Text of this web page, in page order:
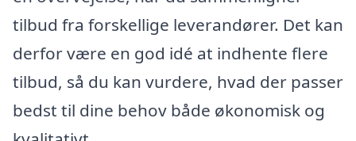
tilbud fra forskellige leverandører. Det kan
derfor være en god idé at indhente flere
tilbud, så du kan vurdere, hvad der passer
bedst til dine behov både økonomisk og